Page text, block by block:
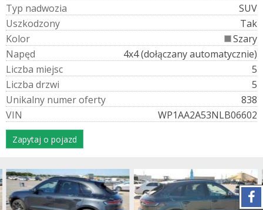
Typ nadwozia
SUV
Uszkodzony
Tak
Kolor
Szary
Napęd
4x4 (dołączany automatycznie)
Liczba miejsc
5
Liczba drzwi
5
Unikalny numeroferty
838
VIN WP1AA2A53NLB06602
Zapytaj o pojazd